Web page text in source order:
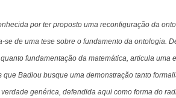
por ter proposto uma reconfiguração da
se de uma tese sobre o fundamento da ontologia.
fundamentação da matemática, articula
que Badiou busque uma demonstração tanto
genérica, defendida aqui como forma do